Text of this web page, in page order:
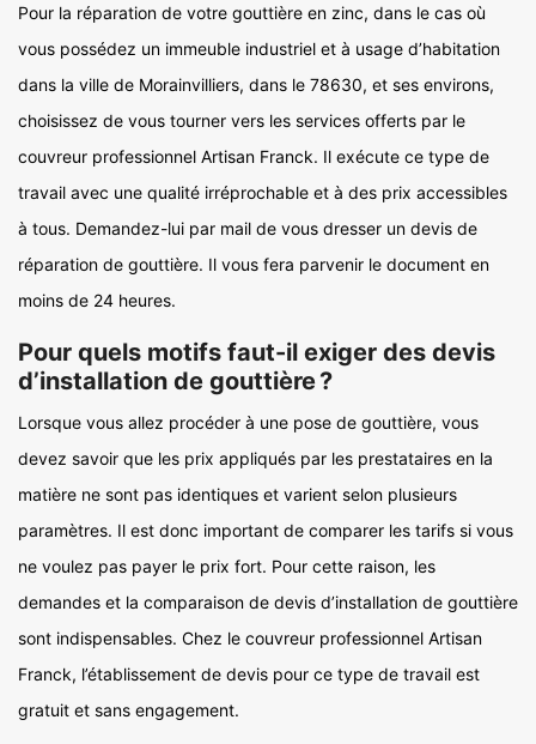
Pour la réparation de votre gouttière en zinc, dans le cas où
vous possédez un immeuble industriel et à usage d’habitation
dans la ville de Morainvilliers, dans le 78630, et ses environs,
choisissez de vous tourner vers les services offerts par le
couvreur professionnel Artisan Franck. Il exécute ce type de
travail avec une qualité irréprochable et à des prix accessibles
à tous. Demandez-lui par mail de vous dresser un devis de
réparation de gouttière. Il vous fera parvenir le document en
moins de 24 heures.
Pour quels motifs faut-il exiger des devis
d’installation de gouttière ?
Lorsque vous allez procéder à une pose de gouttière, vous
devez savoir que les prix appliqués par les prestataires en la
matière ne sont pas identiques et varient selon plusieurs
paramètres. Il est donc important de comparer les tarifs si vous
ne voulez pas payer le prix fort. Pour cette raison, les
demandes et la comparaison de devis d’installation de gouttière
sont indispensables. Chez le couvreur professionnel Artisan
Franck, l’établissement de devis pour ce type de travail est
gratuit et sans engagement.